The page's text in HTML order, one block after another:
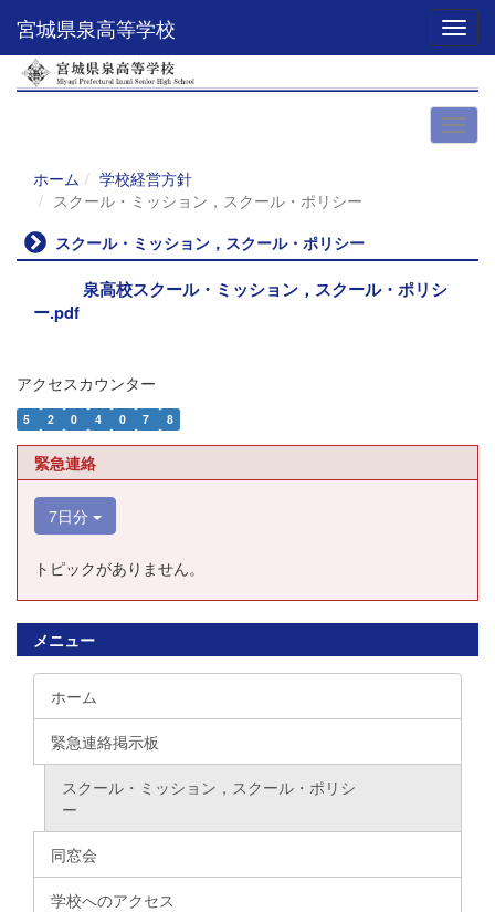
宮城県泉高等学校
ホーム
学校経営方針
スクール・ミッション，スクール・ポリシー
スクール・ミッション，スクール・ポリシー
泉高校スクール・ミッション，スクール・ポリシ
ー.pdf
アクセスカウンター
5 2 0 4 0 7 8
緊急連絡
7日分
トピックがありません。
メニュー
ホーム
緊急連絡掲示板
スクール・ミッション，スクール・ポリシ
ー
同窓会
学校へのアクセス